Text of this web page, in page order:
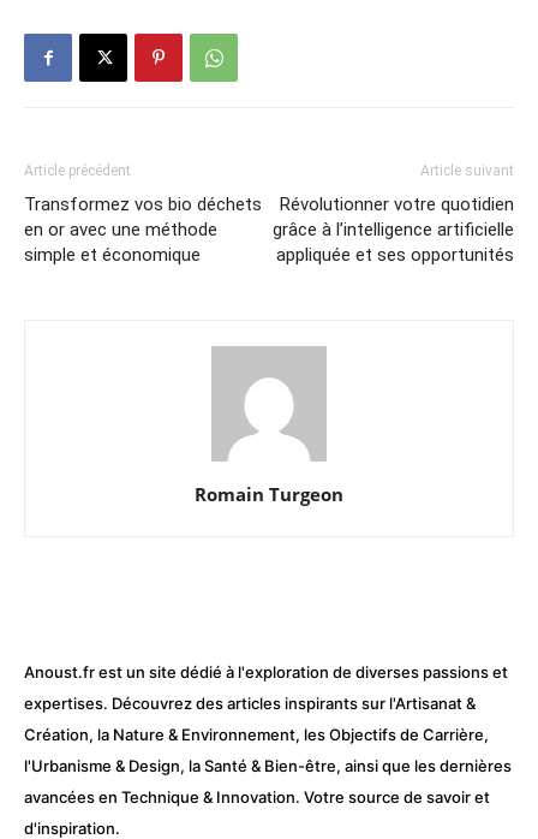
Article précédent
Transformez vos bio déchets
en or avec une méthode
simple et économique
Article suivant
Révolutionner votre quotidien
grâce à l’intelligence artificielle
appliquée et ses opportunités
Romain Turgeon
Anoust.fr est un site dédié à l'exploration de diverses passions et
expertises. Découvrez des articles inspirants sur l'Artisanat &
Création, la Nature & Environnement, les Objectifs de Carrière,
l'Urbanisme & Design, la Santé & Bien-être, ainsi que les dernières
avancées en Technique & Innovation. Votre source de savoir et
d'inspiration.